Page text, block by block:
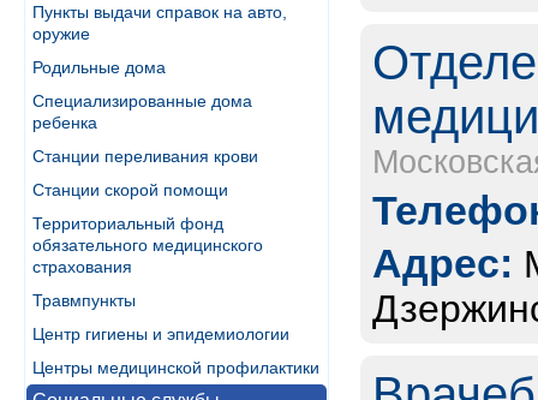
Пункты выдачи справок на авто,
оружие
Родильные дома
Специализированные дома
ребенка
Станции переливания крови
Станции скорой помощи
Территориальный фонд
обязательного медицинского
страхования
Травмпункты
Центр гигиены и эпидемиологии
Центры медицинской профилактики
Адрес: